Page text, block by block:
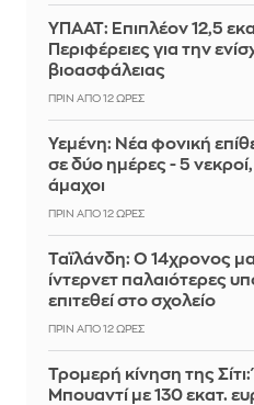
ΥΠΑΑΤ: Επιπλέον 12,5
Περιφέρειες για την
βιοασφάλειας
ΠΡΙΝ ΑΠΌ 12 ΏΡΕΣ
Υεμένη: Νέα φονική
σε δύο ημέρες - 5
άμαχοι
ΠΡΙΝ ΑΠΌ 12 ΏΡΕΣ
Ταϊλάνδη: Ο 14χρονος
ίντερνετ παλαιότερες
επιτεθεί στο σχολείο
ΠΡΙΝ ΑΠΌ 12 ΏΡΕΣ
Τρομερή κίνηση της
Μπουαντί με 130 εκατ.